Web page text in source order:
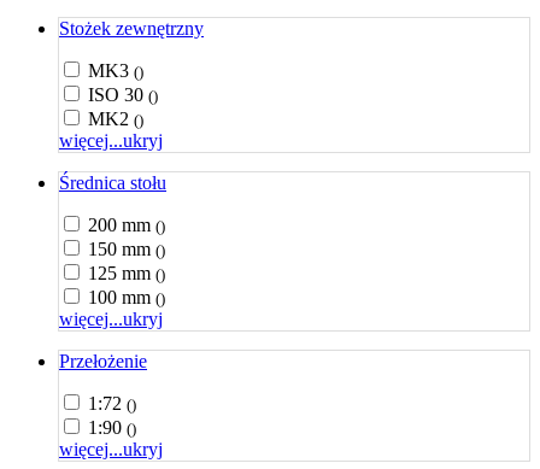
Stożek zewnętrzny
MK3 ()
ISO 30 ()
MK2 ()
więcej...ukryj
Średnica stołu
200 mm ()
150 mm ()
125 mm ()
100 mm ()
więcej...ukryj
Przełożenie
1:72 ()
1:90 ()
więcej...ukryj